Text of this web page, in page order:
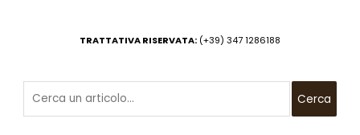
TRATTATIVA RISERVATA: (+39) 347 1286188
Cerca